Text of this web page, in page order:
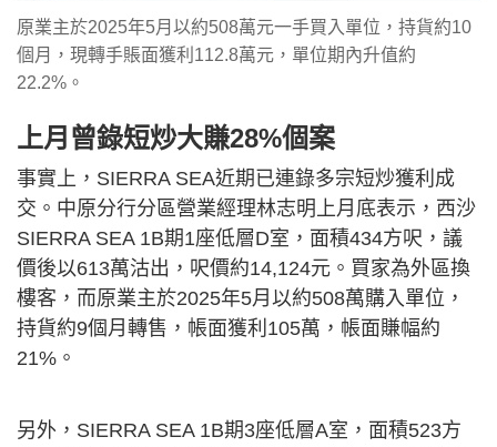
原業主於2025年5月以約508萬元一手買入單位，持貨約10
個月，現轉手賬面獲利112.8萬元，單位期內升值約
22.2%。
上月曾錄短炒大賺28%個案
事實上，SIERRA SEA近期已連錄多宗短炒獲利成
交。中原分行分區營業經理林志明上月底表示，西沙
SIERRA SEA 1B期1座低層D室，面積434方呎，議
價後以613萬沽出，呎價約14,124元。買家為外區換
樓客，而原業主於2025年5月以約508萬購入單位，
持貨約9個月轉售，帳面獲利105萬，帳面賺幅約
21%。
另外，SIERRA SEA 1B期3座低層A室，面積523方